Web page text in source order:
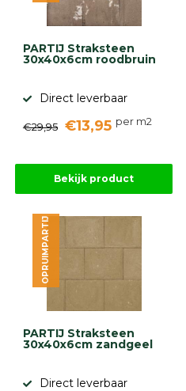
PARTIJ Straksteen
30x40x6cm roodbruin
Direct leverbaar
€29,95 €13,95 per m2
Bekijk product
PARTIJ Straksteen
30x40x6cm zandgeel
Direct leverbaar
OPRUIMPARTIJ